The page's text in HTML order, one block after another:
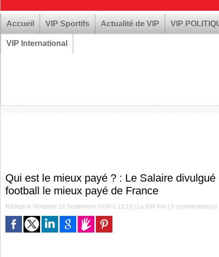
Accueil VIP Sportifs Actualité de VIP VIP
VIP International
Qui est le mieux payé ? : Le Salaire
football le mieux payé de France
Rédigé le Vendredi 18 Septembre 2020 à 12:13 | Lu 594 fois |0 commentaire(s)